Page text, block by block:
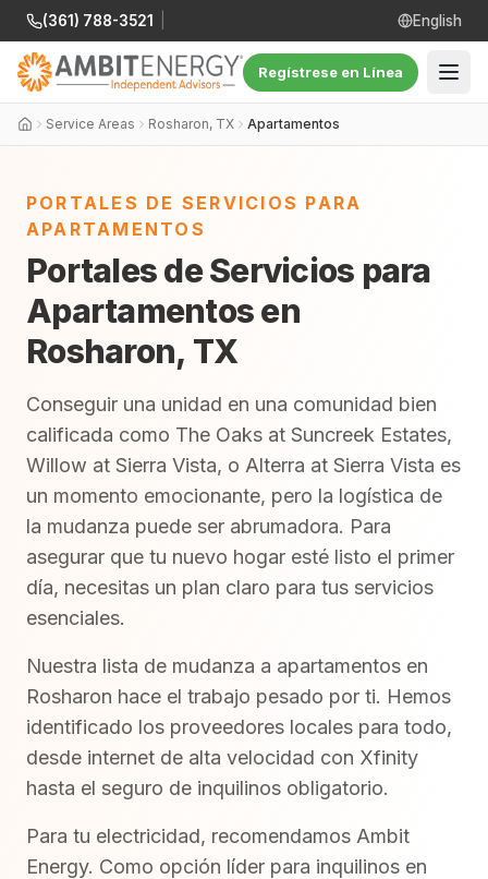
(361) 788-3521 English
Regístrese en Línea
Service Areas Rosharon, TX Apartamentos
PORTALES DE SERVICIOS PARA
APARTAMENTOS
Portales de Servicios para
Apartamentos en
Rosharon, TX
Conseguir una unidad en una comunidad bien
calificada como The Oaks at Suncreek Estates,
Willow at Sierra Vista, o Alterra at Sierra Vista es
un momento emocionante, pero la logística de
la mudanza puede ser abrumadora. Para
asegurar que tu nuevo hogar esté listo el primer
día, necesitas un plan claro para tus servicios
esenciales.
Nuestra lista de mudanza a apartamentos en
Rosharon hace el trabajo pesado por ti. Hemos
identificado los proveedores locales para todo,
desde internet de alta velocidad con Xfinity
hasta el seguro de inquilinos obligatorio.
Para tu electricidad, recomendamos Ambit
Energy. Como opción líder para inquilinos en